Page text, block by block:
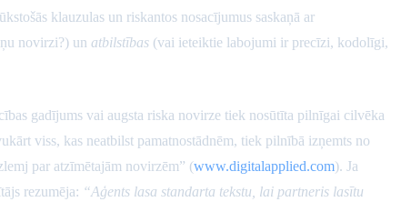
klauzulas un riskantos nosacījumus saskaņā ar
novirzi?) un atbilstības (vai ieteiktie labojumi ir precīzi, kodolīgi,
gadījums vai augsta riska novirze tiek nosūtīta pilnīgai cilvēka
viss, kas neatbilst pamatnostādnēm, tiek pilnībā izņemts no
par atzīmētajām novirzēm” (www.digitalapplied.com). Ja
rezumēja: “Aģents lasa standarta tekstu, lai partneris lasītu